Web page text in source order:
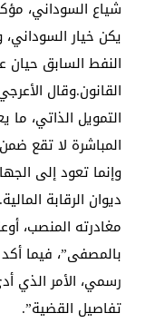
شياع السوداني،
يكن خيار
النفط السابق حيان
القانون.وقال
التمويل الذاتي، ما
المباشرة لا تقع
وإنما تعود إلى
ديوان الرقابة
مغادرته المنصب،
بالمصفى”، فيما
رسمي، الأمر الذي
تفاصيل القضية”.